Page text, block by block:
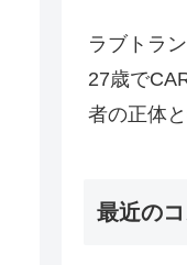
ラブトラ
27歳で
者の正体
最近の